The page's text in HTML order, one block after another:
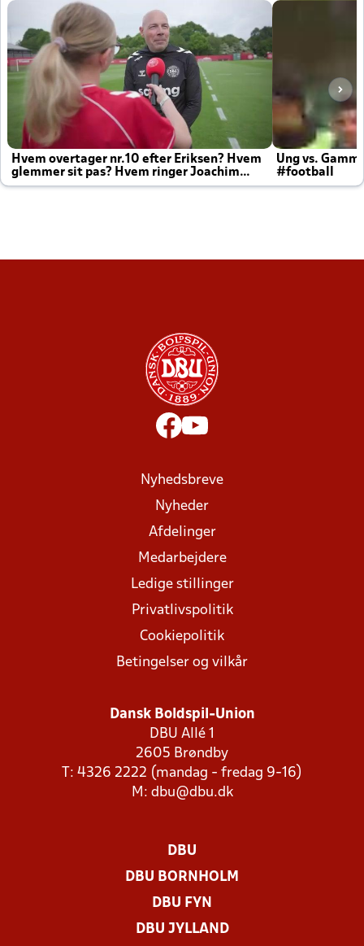
Hvem overtager nr.10 efter Eriksen? Hvem
glemmer sit pas? Hvem ringer Joachim
altid til efter kampe?
Ung vs.
#football
Nyhedsbreve
Nyheder
Afdelinger
Medarbejdere
Ledige stillinger
Privatlivspolitik
Cookiepolitik
Betingelser og vilkår
Dansk Boldspil-Union
DBU Allé 1
2605 Brøndby
T: 4326 2222 (mandag - fredag 9-16)
M: dbu@dbu.dk
DBU
DBU BORNHOLM
DBU FYN
DBU JYLLAND